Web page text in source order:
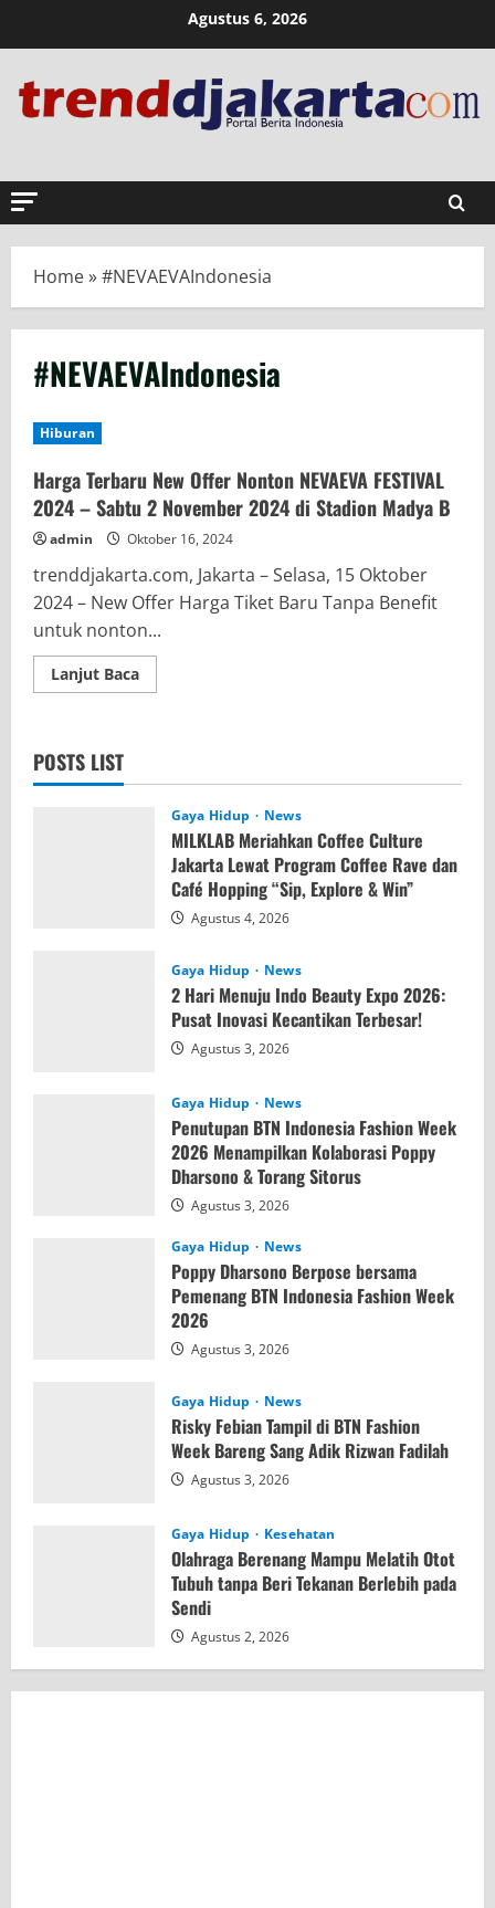
Agustus 6, 2026
Home»#NEVAEVAIndonesia
#NEVAEVAIndonesia
Hiburan
Harga Terbaru New Offer Nonton NEVAEVA FESTIVAL
2024 – Sabtu 2 November 2024 di Stadion Madya B
admin Oktober 16, 2024
trenddjakarta.com, Jakarta – Selasa, 15 Oktober
2024 – New Offer Harga Tiket Baru Tanpa Benefit
untuk nonton...
Lanjut BacaRead
more
Nonton
FESTIVAL
Sabtu
November
POSTS LIST
Gaya Hidup News
MILKLAB Meriahkan Coffee Culture
Jakarta Lewat Program Coffee Rave dan
Café Hopping “Sip, Explore & Win”
Agustus 4, 2026
Gaya Hidup News
2 Hari Menuju Indo Beauty Expo 2026:
Pusat Inovasi Kecantikan Terbesar!
Agustus 3, 2026
Gaya Hidup News
Penutupan BTN Indonesia Fashion Week
2026 Menampilkan Kolaborasi Poppy
Dharsono & Torang Sitorus
Agustus 3, 2026
Gaya Hidup News
Poppy Dharsono Berpose bersama
Pemenang BTN Indonesia Fashion Week
2026
Agustus 3, 2026
Gaya Hidup News
Risky Febian Tampil di BTN Fashion
Week Bareng Sang Adik Rizwan Fadilah
Agustus 3, 2026
Gaya Hidup Kesehatan
Olahraga Berenang Mampu Melatih Otot
Tubuh tanpa Beri Tekanan Berlebih pada
Sendi
Agustus 2, 2026